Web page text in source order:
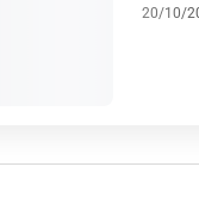
20/10/